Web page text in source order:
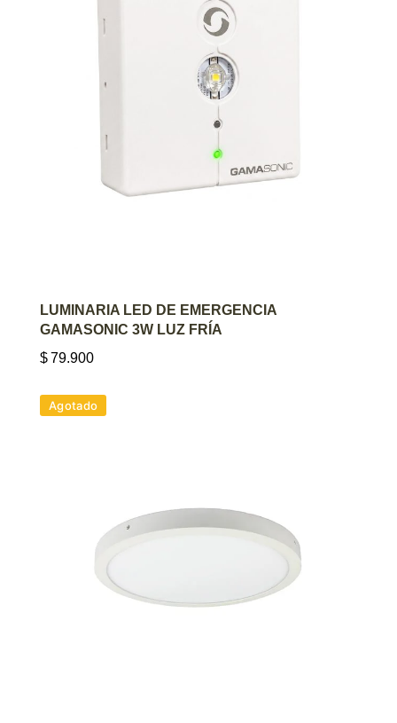
AGREGAR AL CARRITO
LUMINARIA LED DE EMERGENCIA
GAMASONIC 3W LUZ FRÍA
$79.900
Agotado